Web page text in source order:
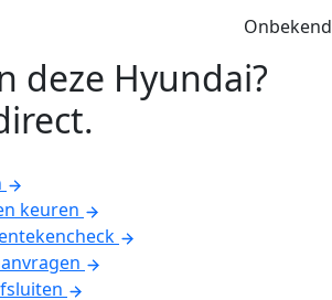
Onbekend
deze Hyundai?
.
keuren